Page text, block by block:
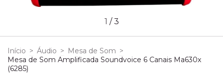
1 /3
Início > Áudio > Mesa de Som >
Mesa de Som Amplificada Soundvoice 6 Canais Ma630x
(6285)